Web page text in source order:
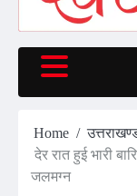
Home
देर रात हुई भारी
जलमग्न